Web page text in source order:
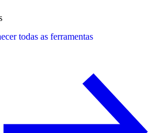
todas as ferramentas